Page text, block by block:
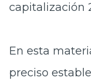
capitalización
En esta
preciso